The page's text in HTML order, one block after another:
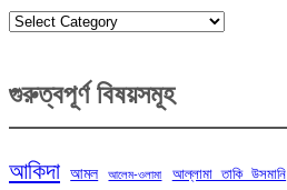
Categories
গুরুত্বপূর্ণ বিষয়সমূহ
আকিদা আমল আলেম-ওলামা আল্লামা তাকি উসমানি